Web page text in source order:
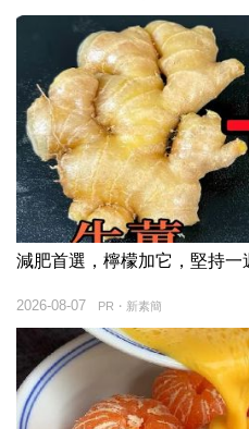
減肥首選，檸檬加它，堅持
PR・新素簡
2026-08-07